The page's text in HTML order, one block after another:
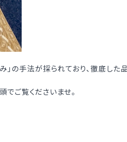
の手法が採られており、徹底した
でご覧くださいませ。